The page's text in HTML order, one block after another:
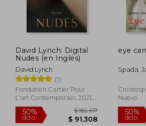
David Lynch: Digital
Nudes (en Inglés)
David Lynch
(1)
Fondation Cartier Pour
L'art Contemporain, 2021,
Tapa Dura, Nuevo
eye
Spada,
Nuevo